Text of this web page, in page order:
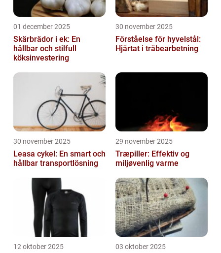
01 december 2025
Skärbrädor i ek: En
hållbar och stilfull
köksinvestering
30 november 2025
Förståelse för hyvelstål:
Hjärtat i träbearbetning
30 november 2025
Leasa cykel: En smart och
hållbar transportlösning
29 november 2025
Træpiller: Effektiv og
miljøvenlig varme
12 oktober 2025 03 oktober 2025